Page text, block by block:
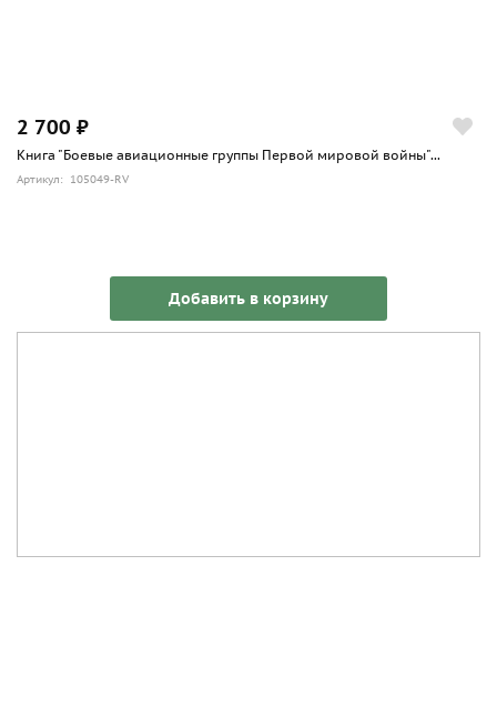
2 700 ₽
Книга "Боевые авиационные группы Первой мировой войны"...
Артикул: 105049-RV
Добавить в корзину